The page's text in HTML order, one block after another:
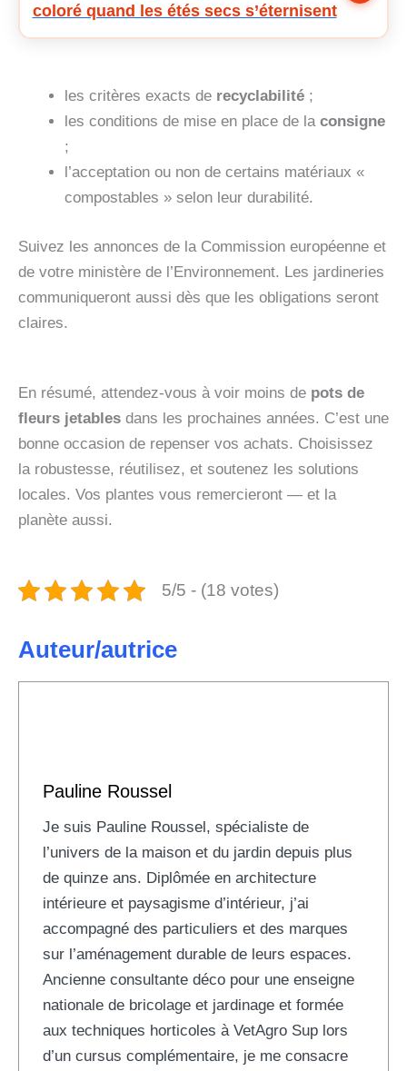
coloré quand les étés secs s’éternisent
les critères exacts de recyclabilité ;
les conditions de mise en place de la consigne
;
l’acceptation ou non de certains matériaux «
compostables » selon leur durabilité.
Suivez les annonces de la Commission européenne et
de votre ministère de l’Environnement. Les jardineries
communiqueront aussi dès que les obligations seront
claires.
En résumé, attendez‑vous à voir moins de pots de
fleurs jetables dans les prochaines années. C’est une
bonne occasion de repenser vos achats. Choisissez
la robustesse, réutilisez, et soutenez les solutions
locales. Vos plantes vous remercieront — et la
planète aussi.
5/5 - (18 votes)
Auteur/autrice
Pauline Roussel
Je suis Pauline Roussel, spécialiste de
l’univers de la maison et du jardin depuis plus
de quinze ans. Diplômée en architecture
intérieure et paysagisme d’intérieur, j’ai
accompagné des particuliers et des marques
sur l’aménagement durable de leurs espaces.
Ancienne consultante déco pour une enseigne
nationale de bricolage et jardinage et formée
aux techniques horticoles à VetAgro Sup lors
d’un cursus complémentaire, je me consacre